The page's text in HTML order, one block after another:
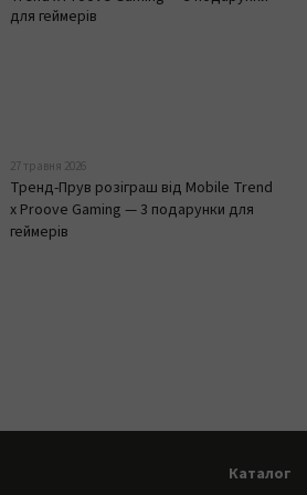
27 травня 2026
Тренд-Прув розіграш від Mobile Trend
x Proove Gaming — 3 подарунки для
геймерів
Каталог